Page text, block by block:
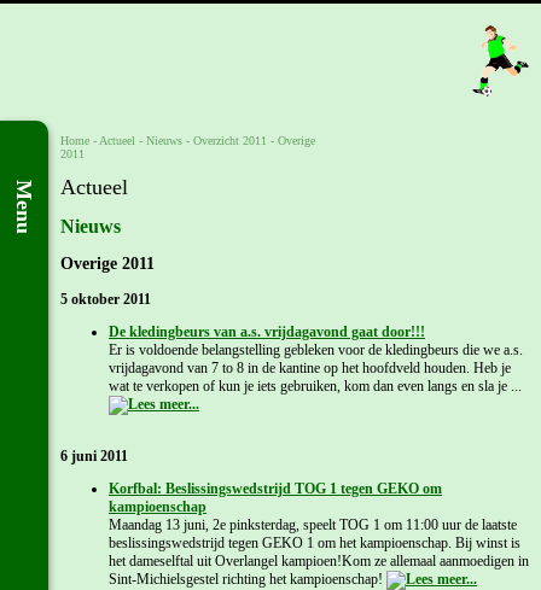
Menu
Home - Actueel - Nieuws - Overzicht 2011 - Overige
2011
Actueel
Nieuws
Overige 2011
5 oktober 2011
De kledingbeurs van a.s. vrijdagavond gaat door!!!
Er is voldoende belangstelling gebleken voor de kledingbeurs die we a.s.
vrijdagavond van 7 to 8 in de kantine op het hoofdveld houden. Heb je
wat te verkopen of kun je iets gebruiken, kom dan even langs en sla je ...
6 juni 2011
Korfbal: Beslissingswedstrijd TOG 1 tegen GEKO om
kampioenschap
Maandag 13 juni, 2e pinksterdag, speelt TOG 1 om 11:00 uur de laatste
beslissingswedstrijd tegen GEKO 1 om het kampioenschap. Bij winst is
het dameselftal uit Overlangel kampioen!Kom ze allemaal aanmoedigen in
Sint-Michielsgestel richting het kampioenschap!